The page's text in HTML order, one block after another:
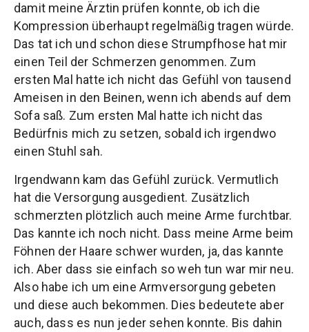
damit meine Ärztin prüfen konnte, ob ich die
Kompression überhaupt regelmäßig tragen würde.
Das tat ich und schon diese Strumpfhose hat mir
einen Teil der Schmerzen genommen. Zum
ersten Mal hatte ich nicht das Gefühl von tausend
Ameisen in den Beinen, wenn ich abends auf dem
Sofa saß. Zum ersten Mal hatte ich nicht das
Bedürfnis mich zu setzen, sobald ich irgendwo
einen Stuhl sah.
Irgendwann kam das Gefühl zurück. Vermutlich
hat die Versorgung ausgedient. Zusätzlich
schmerzten plötzlich auch meine Arme furchtbar.
Das kannte ich noch nicht. Dass meine Arme beim
Föhnen der Haare schwer wurden, ja, das kannte
ich. Aber dass sie einfach so weh tun war mir neu.
Also habe ich um eine Armversorgung gebeten
und diese auch bekommen. Dies bedeutete aber
auch, dass es nun jeder sehen konnte. Bis dahin